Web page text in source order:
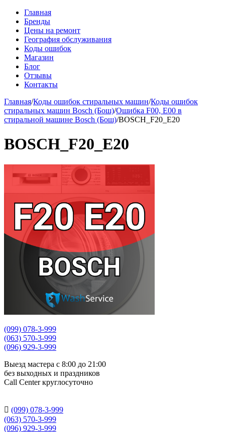
Главная
Бренды
Цены на ремонт
География обслуживания
Коды ошибок
Магазин
Блог
Отзывы
Контакты
Главная/Коды ошибок стиральных машин/Коды ошибок
стиральных машин Bosch (Бош)/Ошибка F00, E00 в
стиральной машине Bosch (Бош)/BOSCH_F20_E20
BOSCH_F20_E20
(099) 078-3-999
(063) 570-3-999
(096) 929-3-999
Выезд мастера с 8:00 до 21:00
без выходных и праздников
Сall Сenter круглосуточно
 (099) 078-3-999
(063) 570-3-999
(096) 929-3-999